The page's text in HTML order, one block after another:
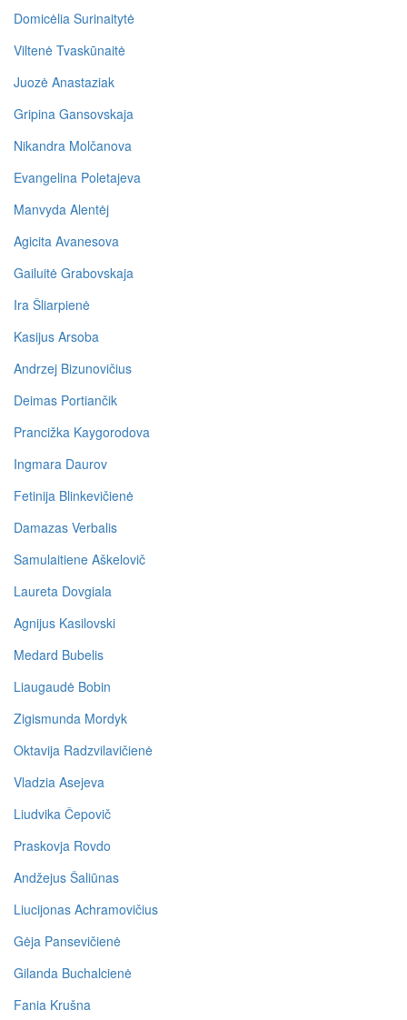
Domicėlia Surinaitytė
Viltenė Tvaskūnaitė
Juozė Anastaziak
Gripina Gansovskaja
Nikandra Molčanova
Evangelina Poletajeva
Manvyda Alentėj
Agicita Avanesova
Gailuitė Grabovskaja
Ira Šliarpienė
Kasijus Arsoba
Andrzej Bizunovičius
Deimas Portiančik
Prancižka Kaygorodova
Ingmara Daurov
Fetinija Blinkevičienė
Damazas Verbalis
Samulaitiene Aškelovič
Laureta Dovgiala
Agnijus Kasilovski
Medard Bubelis
Liaugaudė Bobin
Zigismunda Mordyk
Oktavija Radzvilavičienė
Vladzia Asejeva
Liudvika Čepovič
Praskovja Rovdo
Andžejus Šaliūnas
Liucijonas Achramovičius
Gėja Pansevičienė
Gilanda Buchalcienė
Fania Krušna